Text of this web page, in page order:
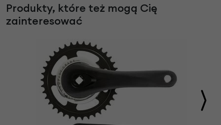
Produkty, które też mogą Cię
zainteresować